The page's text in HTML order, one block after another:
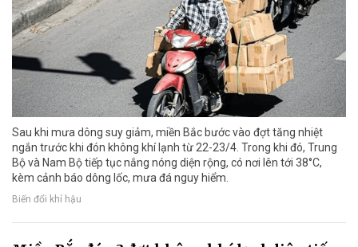
Sau khi mưa dông suy giảm, miền Bắc bước vào đợt tăng nhiệt
ngắn trước khi đón không khí lạnh từ 22-23/4. Trong khi đó, Trung
Bộ và Nam Bộ tiếp tục nắng nóng diện rộng, có nơi lên tới 38°C,
kèm cảnh báo dông lốc, mưa đá nguy hiểm.
Biến đổi khí hậu